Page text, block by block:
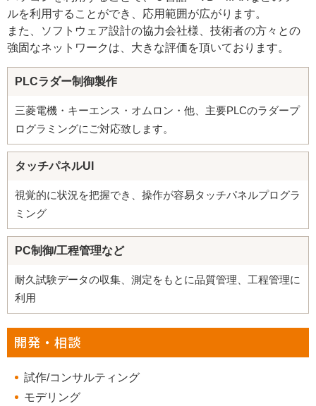
ルを利用することができ、応用範囲が広がります。
また、ソフトウェア設計の協力会社様、技術者の方々との
強固なネットワークは、大きな評価を頂いております。
PLCラダー制御製作
三菱電機・キーエンス・オムロン・他、主要PLCのラダープ
ログラミングにご対応致します。
タッチパネルUI
視覚的に状況を把握でき、操作が容易タッチパネルプログラ
ミング
PC制御/工程管理など
耐久試験データの収集、測定をもとに品質管理、工程管理に
利用
開発・相談
試作/コンサルティング
モデリング